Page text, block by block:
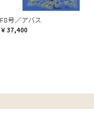
F8号／アバス
￥37,400